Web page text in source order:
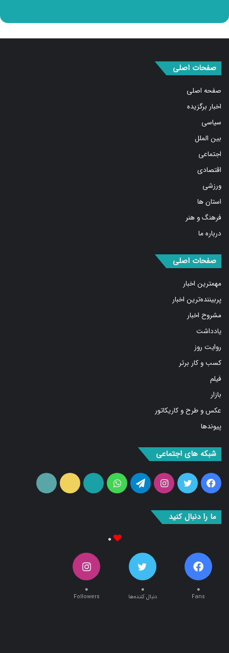
صفحه اصلی
اخبار برگزیده
سیاسی
بین الملل
اجتماعی
اقتصادی
ورزشی
استان ها
فرهنگ و هنر
درباره ما
مهمترین اخبار
پربیننده‌ترین اخبار
مشروح اخبار
یادداشت
روایت روز
کسب و کار برتر
فیلم
بازار
عکس و طرح و کاریکاتور
پیوندها
فیس
بوک
توییتراینستاگرامتلگرامواتس
آپ
آپارات ایتا
۰ ۰ ۰